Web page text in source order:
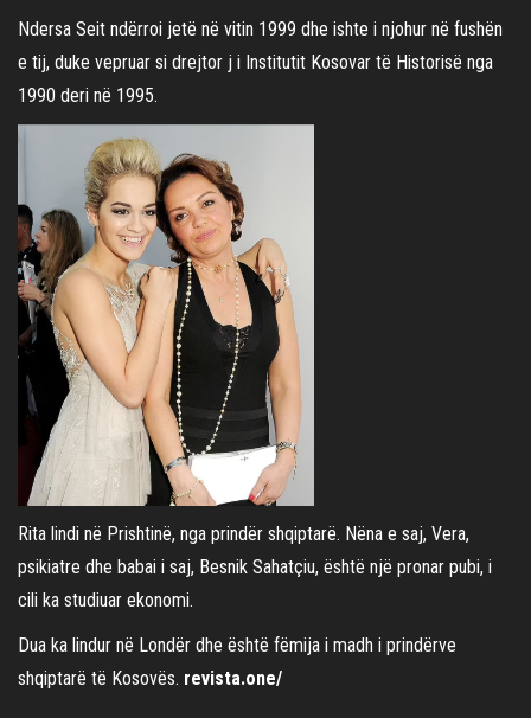
Ndersa Seit ndërroi jetë në vitin 1999 dhe ishte i njohur në fushën
e tij, duke vepruar si drejtor j i Institutit Kosovar të Historisë nga
1990 deri në 1995.
Rita lindi në Prishtinë, nga prindër shqiptarë. Nëna e saj, Vera,
psikiatre dhe babai i saj, Besnik Sahatçiu, është një pronar pubi, i
cili ka studiuar ekonomi.
Dua ka lindur në Londër dhe është fëmija i madh i prindërve
shqiptarë të Kosovës. revista.one/